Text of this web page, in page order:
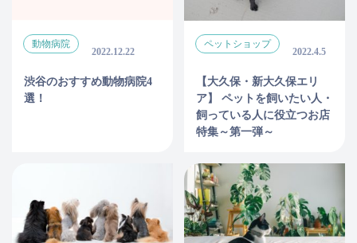
動物病院
2022.12.22
渋谷のおすすめ動物病院4
選！
ペットショップ
2022.4.5
【大久保・新大久保エリ
ア】 ペットを飼いたい人・
飼っている人に役立つお店
特集～第一弾～